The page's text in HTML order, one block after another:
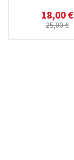
18,00 €
25,00 €